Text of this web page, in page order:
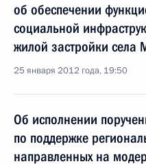
об обеспечении
социальной
жилой застройки села
25 января 2012 года, 19:50
Об исполнении
по поддержке
направленных на